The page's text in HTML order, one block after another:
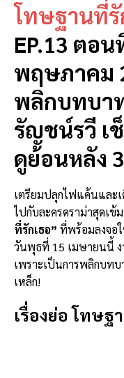
โทษฐานที่รั
EP.13 ตอ
พฤษภาคม
พลิกบทบา
รัญชน์รวี เ
ดูย้อนหลัง
เตรียมปลุกไฟแค้นและ
ไปกับละครดราม่าสุดเ
ที่รักเธอ” ที่พร้อมลงจอ
วันพุธที่ 15 เมษายนนี้ ง
เพราะเป็นการพลิกบท
เหล็ก!
เรื่องย่อ โทษฐ